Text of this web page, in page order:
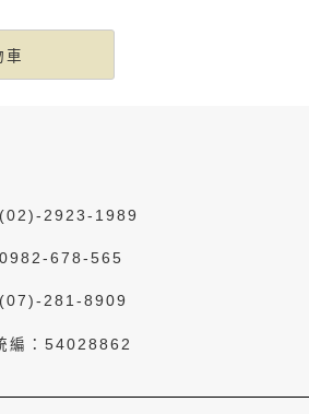
車
(02)-2923-1989
0982-678-565
(07)-281-8909
編：54028862